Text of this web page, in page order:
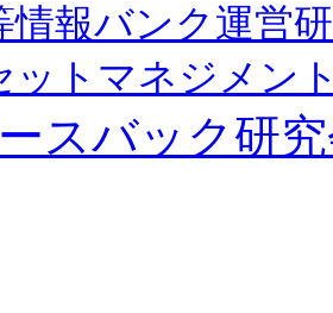
情報バンク運営
ットマネジメン
スバック研